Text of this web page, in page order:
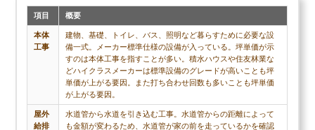
項目 概要
本体
工事
建物、基礎、トイレ、バス、照明など暮らすために必要な設
備一式。メーカー標準仕様の設備が入っている。坪単価が示
すのは本体工事を指すことが多い。積水ハウスや住友林業な
どハイクラスメーカーは標準設備のグレードが高いことも坪
単価が上がる要因。また打ち合わせ回数も多いことも坪単価
が上がる要因。
屋外
給排
水道管から水道を引き込む工事。水道管からの距離によって
も金額が変わるため、水道管が家の前を走っているかを確認